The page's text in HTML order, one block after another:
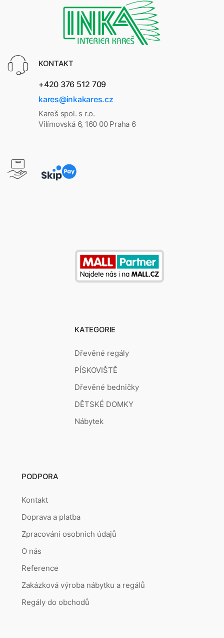
KONTAKT
+420 376 512 709
kares@inkakares.cz
Kareš spol. s r.o.
Vilímovská 6, 160 00 Praha 6
KATEGORIE
Dřevěné regály
PÍSKOVIŠTĚ
Dřevěné bedničky
DĚTSKÉ DOMKY
Nábytek
PODPORA
Kontakt
Doprava a platba
Zpracování osobních údajů
O nás
Reference
Zakázková výroba nábytku a regálů
Regály do obchodů